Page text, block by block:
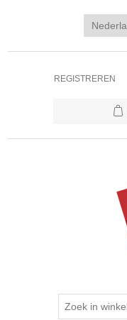
REGISTREREN